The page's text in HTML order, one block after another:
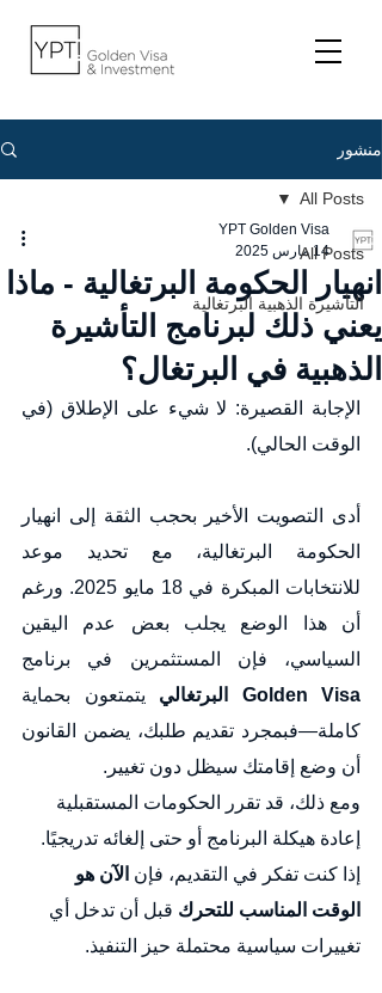
منشور
All Posts
التأشيرة الذهبية البرتغالية
All Posts
انهيار الحكومة البرتغالية - ماذا
يعني ذلك لبرنامج التأشيرة
الذهبية في البرتغال؟
YPT Golden Visa
14 مارس 2025
الوقت الحالي).
السياسي، فإن المستثمرين في برنامج
Golden Visa البرتغالي
أن وضع إقامتك سيظل دون تغيير.
ومع ذلك، قد تقرر الحكومات المستقبلية
إعادة هيكلة البرنامج أو حتى إلغائه تدريجيًا.
إذا كنت تفكر في التقديم، فإن الآن هو
الوقت المناسب للتحرك قبل أن تدخل أي
تغييرات سياسية محتملة حيز التنفيذ.